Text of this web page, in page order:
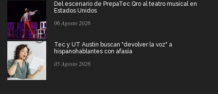
Del escenario de PrepaTec Qro al teatro musical en
Estados Unidos
06 Agosto 2026
Tec y UT Austin buscan "devolver la voz" a
hispanohablantes con afasia
05 Agosto 2026